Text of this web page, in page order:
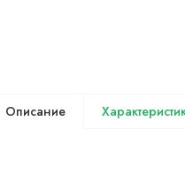
Описание